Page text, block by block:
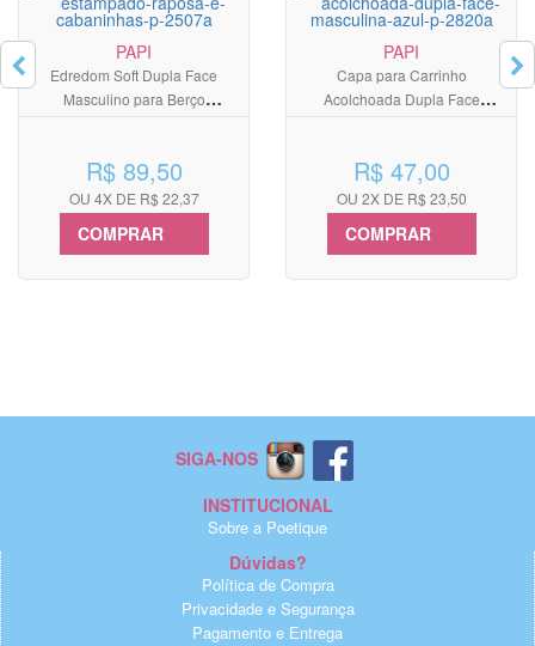
PAPI
Edredom Soft Dupla Face
Masculino para Berço
R$ 89,50
OU 4X DE R$ 22,37
COMPRAR
PAPI
Capa para Carrinho
Acolchoada Dupla Face
R$ 47,00
OU 2X DE R$ 23,50
COMPRAR
SIGA-NOS
INSTITUCIONAL
Sobre a Poetique
Dúvidas?
Política de Compra
Privacidade e Segurança
Pagamento e Entrega